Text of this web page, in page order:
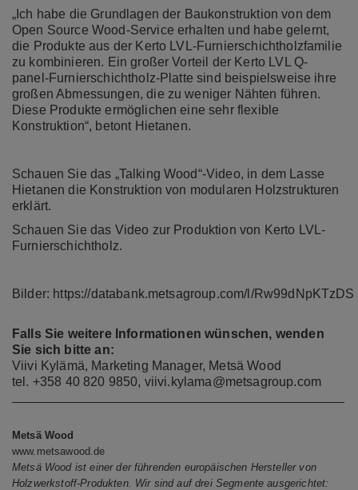
„Ich habe die Grundlagen der Baukonstruktion von dem
Open Source Wood-Service erhalten und habe gelernt,
die Produkte aus der Kerto LVL-Furnierschichtholzfamilie
zu kombinieren. Ein großer Vorteil der Kerto LVL Q-
panel-Furnierschichtholz-Platte sind beispielsweise ihre
großen Abmessungen, die zu weniger Nähten führen.
Diese Produkte ermöglichen eine sehr flexible
Konstruktion“, betont Hietanen.
Schauen Sie das „Talking Wood“-Video, in dem Lasse
Hietanen die Konstruktion von modularen Holzstrukturen
erklärt.
Schauen Sie das Video zur Produktion von Kerto LVL-
Furnierschichtholz.
Bilder: https://databank.metsagroup.com/l/Rw99dNpKTzDS
Falls Sie weitere Informationen wünschen, wenden
Sie sich bitte an:
Viivi Kylämä, Marketing Manager, Metsä Wood
tel. +358 40 820 9850, viivi.kylama@metsagroup.com
Metsä Wood
www.metsawood.de
Metsä Wood ist einer der führenden europäischen Hersteller von
Holzwerkstoff-Produkten. Wir sind auf drei Segmente ausgerichtet: